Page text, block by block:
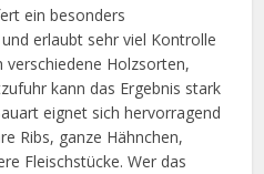
ein besonders
erlaubt sehr viel Kontrolle
verschiedene Holzsorten,
kann das Ergebnis stark
eignet sich hervorragend
Ribs, ganze Hähnchen,
Fleischstücke. Wer das